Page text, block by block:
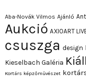
Aba-Novák Vilmos Ajánló
Aukció AXIOART
csuszga design
Kieselbach Galéria
Kortárs képzőművészet